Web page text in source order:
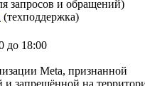
запросов и обращений)
(техподдержка)
до 18:00
Meta, признанной
и запрещённой на